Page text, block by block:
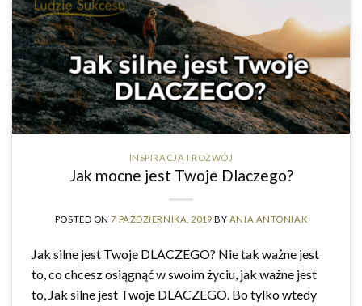
INSPIRACJA I ROZWÓJ
Jak mocne jest Twoje Dlaczego?
POSTED ON7 PAŹDZIERNIKA, 2019 BY ANIA ANTONIAK
Jak silne jest Twoje DLACZEGO? Nie tak ważne jest
to, co chcesz osiągnąć w swoim życiu, jak ważne jest
to, Jak silne jest Twoje DLACZEGO. Bo tylko wtedy